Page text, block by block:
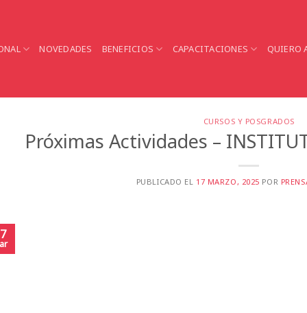
NOVEDADES BENEFICIOS CAPACITACIONES QUIERO
CURSOS Y POSGRADOS
Próximas Actividades –
PUBLICADO EL 17 MARZO, 2025 POR